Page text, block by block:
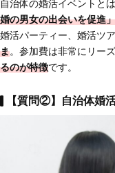
自治体の婚活イベントとは
婚の男女の出会いを促進
婚活パーティー、婚活ツ
ま。参加費は非常にリー
るのが特徴です。
【質問②】自治体婚